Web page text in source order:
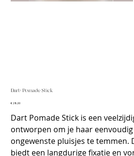
Dart: Pomade Stick
Prijs
€ 28,00
Dart Pomade Stick is een
ontworpen om je haar
ongewenste pluisjes te temmen.
biedt een langdurige fixatie en